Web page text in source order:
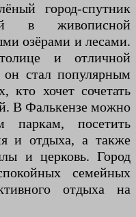
город-спутник
в живописной
озёрами и лесами.
и отличной
он стал популярным
кто хочет сочетать
В Фалькензе можно
паркам, посетить
и отдыха, а также
и церковь. Город
семейных
отдыха на